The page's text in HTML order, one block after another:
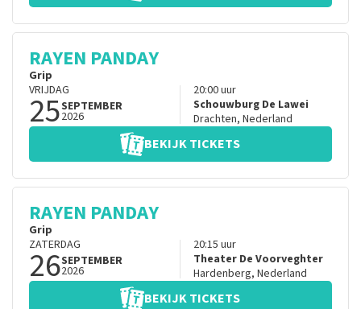
RAYEN PANDAY
Grip
VRIJDAG
25SEPTEMBER
2026
20:00uur
Schouwburg De Lawei
Drachten, Nederland
BEKIJK TICKETS
RAYEN PANDAY
Grip
ZATERDAG
26SEPTEMBER
2026
20:15 uur
Theater De Voorveghter
Hardenberg, Nederland
BEKIJK TICKETS